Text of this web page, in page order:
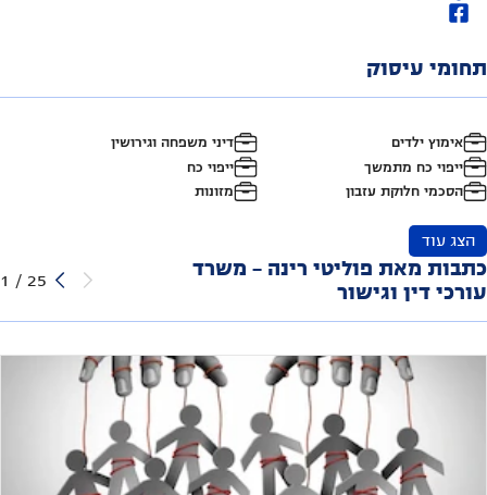
תחומי עיסוק
אימוץ ילדים
דיני משפחה וגירושין
ייפוי כח מתמשך
ייפוי כח
הסכמי חלוקת עזבון
מזונות
הצג עוד
כתבות מאת פוליטי רינה - משרד
עורכי דין וגישור
25
/
1